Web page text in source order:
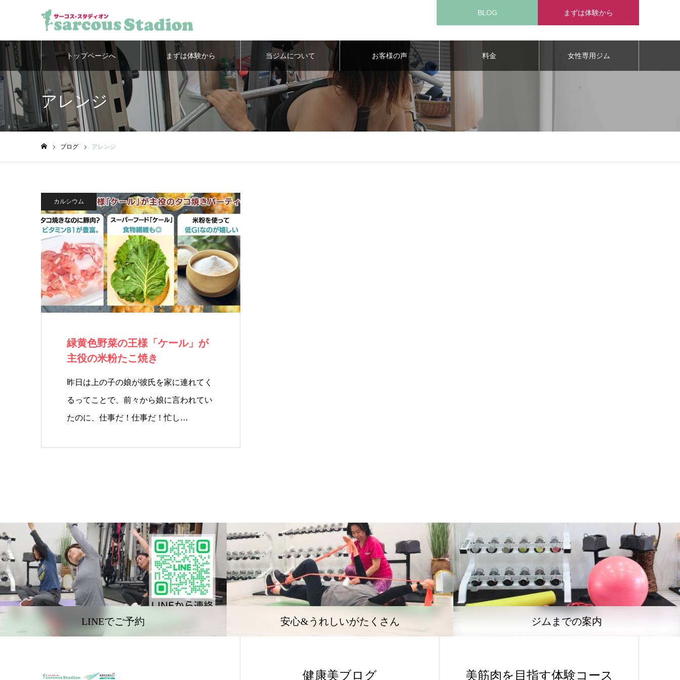
BLOG まずは体験から
トップページへ まずは体験から 当ジムについて お客様の声 料金 女性専用ジム
アレンジ
ブログ アレンジ
カルシウム
緑黄色野菜の王様「ケール」が
主役の米粉たこ焼き
昨日は上の子の娘が彼氏を家に連れてく
るってことで、前々から娘に言われてい
たのに、仕事だ！仕事だ！忙し…
LINEでご予約 安心&うれしいがたくさん ジムまでの案内
健康美ブログ 美筋肉を目指す体験コース